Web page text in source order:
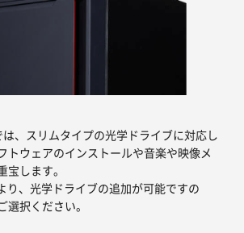
、スリムタイプの光学ドライブに対応し
トウェアのインストールや音楽や映像メ
します。
り、光学ドライブの追加が可能ですの
選択ください。